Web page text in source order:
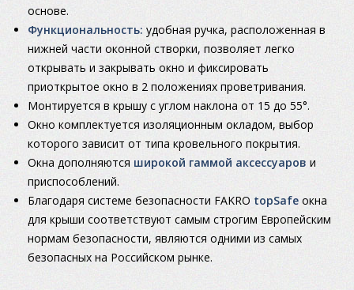
основе.
Функциональность: удобная ручка, расположенная в
нижней части оконной створки, позволяет легко
открывать и закрывать окно и фиксировать
приоткрытое окно в 2 положениях проветривания.
Монтируется в крышу с углом наклона от 15 до 55°.
Окно комплектуется изоляционным окладом, выбор
которого зависит от типа кровельного покрытия.
Окна дополняются широкой гаммой аксессуаров и
приспособлений.
Благодаря системе безопасности FAKRO topSafe окна
для крыши соответствуют самым строгим Европейским
нормам безопасности, являются одними из самых
безопасных на Российском рынке.